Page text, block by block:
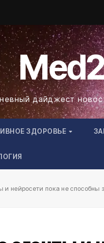
дайджест
ЗДОРОВЬЕ
нейросети пока не